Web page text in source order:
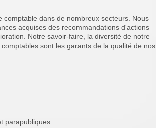
dans de nombreux secteurs. Nous
acquises des recommandations d'actions
Notre savoir-faire, la diversité de notre
sont les garants de la qualité de nos
parapubliques